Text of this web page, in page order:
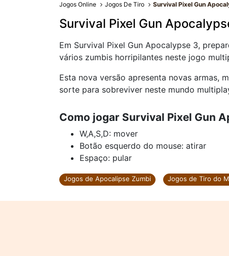
Jogos Online Jogos De Tiro Survival Pixel Gun
Survival Pixel Gun
Em Survival Pixel Gun Apocalypse 3,
vários zumbis horripilantes neste jogo
Esta nova versão apresenta novas armas,
sorte para sobreviver neste mundo
Como jogar Survival Pixel Gun
W,A,S,D: mover
Botão esquerdo do mouse: atirar
Espaço: pular
Jogos de Apocalipse Zumbi Jogos de Tiro do